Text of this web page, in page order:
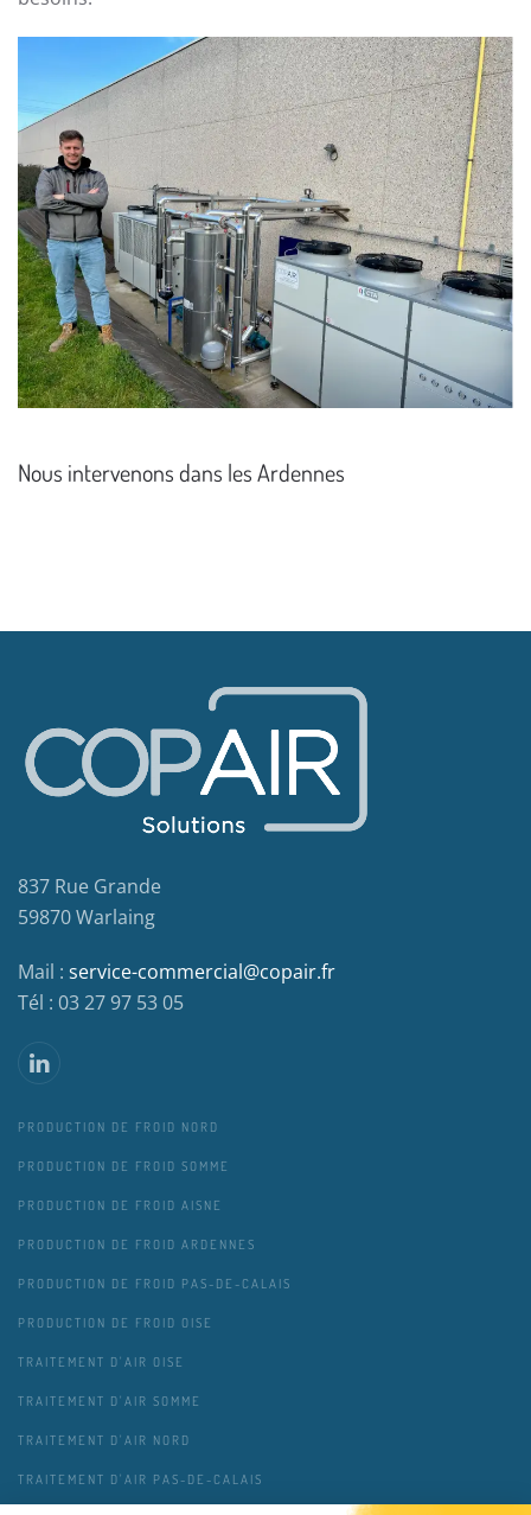
Nous intervenons dans les Ardennes
837 Rue Grande
59870 Warlaing
Mail : service-commercial@copair.fr
Tél : 03 27 97 53 05
PRODUCTION DE FROID NORD
PRODUCTION DE FROID SOMME
PRODUCTION DE FROID AISNE
PRODUCTION DE FROID ARDENNES
PRODUCTION DE FROID PAS-DE-CALAIS
PRODUCTION DE FROID OISE
TRAITEMENT D'AIR OISE
TRAITEMENT D'AIR SOMME
TRAITEMENT D'AIR NORD
TRAITEMENT D'AIR PAS-DE-CALAIS